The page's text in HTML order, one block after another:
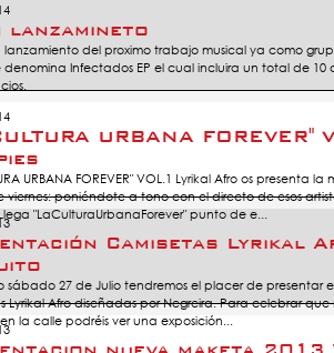
lanzamineto
lanzamiento del proximo trabajo musical ya como
denomina Infectados EP el cual incluira un total de 10
URBANA
URBANA FOREVER" VOL.1 Lyrikal Afro os presenta
viernes: poniéndote a tono con el directo de esos
"LaCulturaUrbanaForever" punto de e...
Camisetas Lyrikal
sábado 27 de Julio tendremos el placer de presentar
Lyrikal Afro diseñadas por Negreira. Para celebrar
la calle podréis ver una exposición...